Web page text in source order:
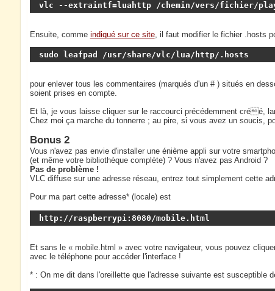
vlc --extraintf=luahttp /chemin/vers/fichier/
Ensuite, comme indiqué sur ce site, il faut modifier le fichier .hosts
sudo leafpad /usr/share/vlc/lua/http/.hosts
pour enlever tous les commentaires (marqués d'un # ) situés en
soient prises en compte.
Et là, je vous laisse cliquer sur le raccourci précédemment créé,
Chez moi ça marche du tonnerre ; au pire, si vous avez un soucis,
Bonus 2
Vous n'avez pas envie d'installer une énième appli sur votre
(et même votre bibliothèque complète) ? Vous n'avez pas Android ?
Pas de problème !
VLC diffuse sur une adresse réseau, entrez tout simplement cette
Pour ma part cette adresse* (locale) est
http://raspberrypi:8080/mobile.html
Et sans le « mobile.html » avec votre navigateur, vous pouvez
avec le téléphone pour accéder l'interface !
* : On me dit dans l'oreillette que l'adresse suivante est susceptible